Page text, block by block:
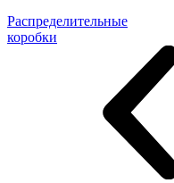
Распределительные
коробки